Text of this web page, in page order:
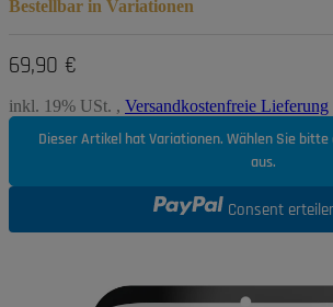
Bestellbar in Variationen
69,90 €
inkl. 19% USt. , Versandkostenfreie Lieferung
Dieser Artikel hat Variationen. Wählen Sie
aus.
Consent